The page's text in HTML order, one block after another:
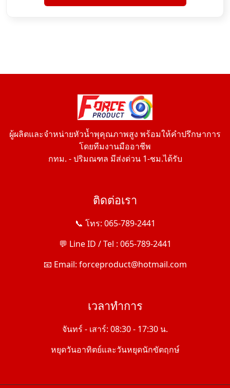
ผู้ผลิตและจำหน่ายหัวน้ำพุคุณภาพสูง พร้อมให้คำปรึกษาการ
โดยทีมงานมืออาชีพ
กทม. - ปริมณฑล มีส่งด่วน 1-ชม.ได้รับ
ติดต่อเรา
📞 โทร: 065-789-2441
💬 Line ID / Tel : 065-789-2441
📧 Email: forceproduct@hotmail.com
เวลาทำการ
จันทร์ - เสาร์: 08:30 - 17:30 น.
หยุดวันอาทิตย์และวันหยุดนักขัตฤกษ์